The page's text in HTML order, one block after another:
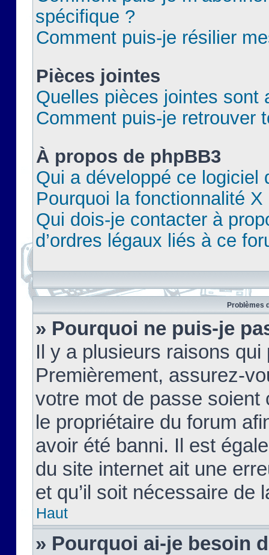
spécifique ?
Comment puis-je résilier
Pièces jointes
Quelles pièces jointes sont
Comment puis-je retrouver
À propos de phpBB3
Qui a développé ce logiciel
Pourquoi la fonctionnalité X
Qui dois-je contacter à
d’ordres légaux liés à ce
Problèmes
» Pourquoi ne puis-je
Il y a plusieurs raisons
Premièrement, assurez-
votre mot de passe soient
le propriétaire du forum
avoir été banni. Il est
du site internet ait une
et qu’il soit nécessaire de
Haut
» Pourquoi ai-je besoin